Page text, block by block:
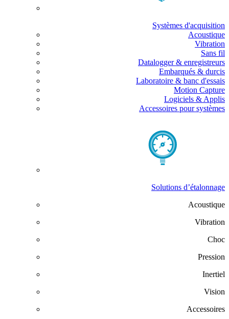
Systèmes d'acquisition
Acoustique
Vibration
Sans fil
Datalogger & enregistreurs
Embarqués & durcis
Laboratoire & banc d'essais
Motion Capture
Logiciels & Applis
Accessoires pour systèmes
Solutions d’étalonnage
Acoustique
Vibration
Choc
Pression
Inertiel
Vision
Accessoires